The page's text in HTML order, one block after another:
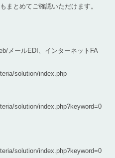
まとめてご確認いただけます。
メールEDI、インターネットFA
solution/index.php
solution/index.php?keyword=0
solution/index.php?keyword=0